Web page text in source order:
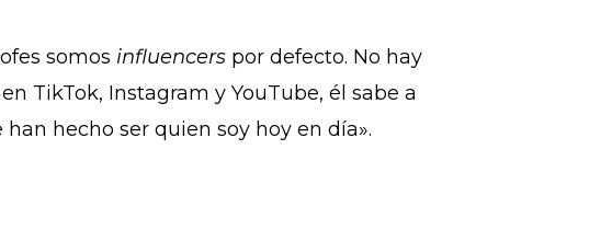
somos influencers por defecto. No hay
TikTok, Instagram y YouTube, él sabe a
han hecho ser quien soy hoy en día».